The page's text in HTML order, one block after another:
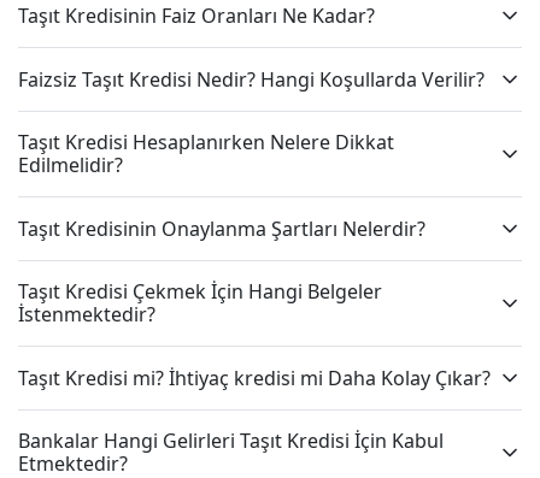
Taşıt Kredisinin Faiz Oranları Ne Kadar?
Faizsiz Taşıt Kredisi Nedir? Hangi Koşullarda Verilir?
Taşıt Kredisi Hesaplanırken Nelere Dikkat
Edilmelidir?
Taşıt Kredisinin Onaylanma Şartları Nelerdir?
Taşıt Kredisi Çekmek İçin Hangi Belgeler
İstenmektedir?
Taşıt Kredisi mi? İhtiyaç kredisi mi Daha Kolay Çıkar?
Bankalar Hangi Gelirleri Taşıt Kredisi İçin Kabul
Etmektedir?